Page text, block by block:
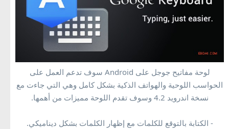
لوحة مفاتيح جوجل على Android سوف تدعم العمل على
الحواسب اللوحية والهواتف الذكية بشكل كامل وهي التي جاءت مع
نسخة اندرويد 4.2 وسوف تقدم اللوحة مميزات من أهمها.
- الكتابة بالتوقع للكلمات مع إظهار الكلمات بشكل ديناميكي.